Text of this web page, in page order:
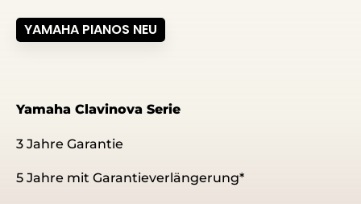
YAMAHA PIANOS NEU
Yamaha Clavinova Serie
3 Jahre Garantie
5 Jahre mit Garantieverlängerung*